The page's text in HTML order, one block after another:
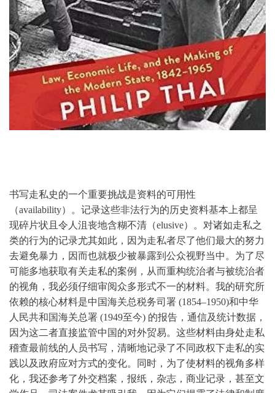
书写走私史的一个重要挑战是资料的可用性
（availability）。记录这些非法行为的历史资料基本上都呈
现碎片状且令人沮丧地含糊不清（elusive）。对诸如走私之
类的行为的记录尤其如此，因为走私者尽了他们最大的努力
去避免暴力，因而也就极少被暴露到公众视野当中。为了尽
可能多地获取有关走私的案例，从而重构统治者与被统治者
的视角，我必须仔细审阅众多形式不一的材料。我的研究所
依赖的核心材料是中国海关总税务司署 (1854–1950)和中华
人民共和国海关总署 (1949至今) 的报告，通信及统计数据，
因为这二者直接监管中国的对外贸易。这些材料由身处走私
稽查最前线的人员书写，清晰地记录了不同政权下走私的实
践以及政府应对方式的变化。同时，为了使材料的视角多样
化，我还参考了外交档案，报纸，杂志，商业记录，甚至文